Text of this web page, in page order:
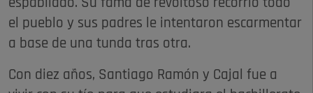
el pueblo y sus padres le intentaron escarmentar
a base de una tunda tras otra.
Con diez años, Santiago Ramón y Cajal fue a